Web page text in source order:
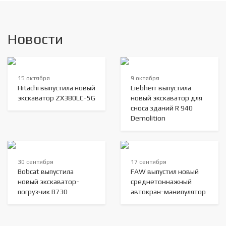
Новости
15 октября
Hitachi выпустила новый
экскаватор ZX380LC-5G
9 октября
Liebherr выпустила
новый экскаватор для
сноса зданий R 940
Demolition
30 сентября
Bobcat выпустила
новый экскаватор-
погрузчик B730
17 сентября
FAW выпустил новый
среднетоннажный
автокран-манипулятор